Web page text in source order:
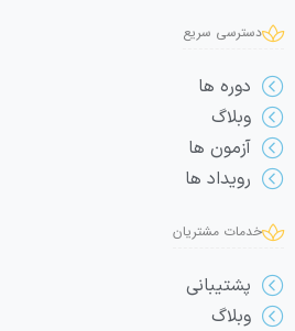
دسترسی سریع
دوره ها
وبلاگ
آزمون ها
رویداد ها
خدمات مشتریان
پشتیبانی
وبلاگ